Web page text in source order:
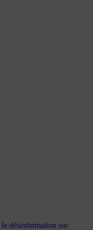
désinformation sur